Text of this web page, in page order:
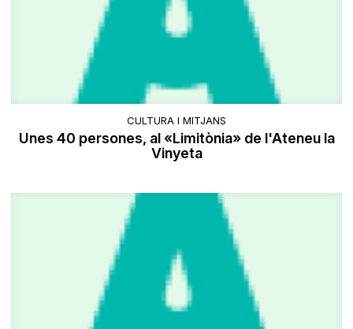
CULTURA I MITJANS
Unes 40 persones, al «Limitònia» de l'Ateneu la
Vinyeta